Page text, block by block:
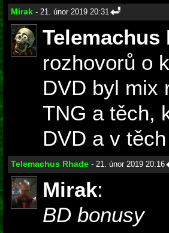
Mirak - 21. únor 2019 20:31
Telemachus
rozhovorů o
DVD byl mix
TNG a těch,
DVD a v
Telemachus Rhade - 21. únor 2019 20:16
Mirak:
BD bonusy